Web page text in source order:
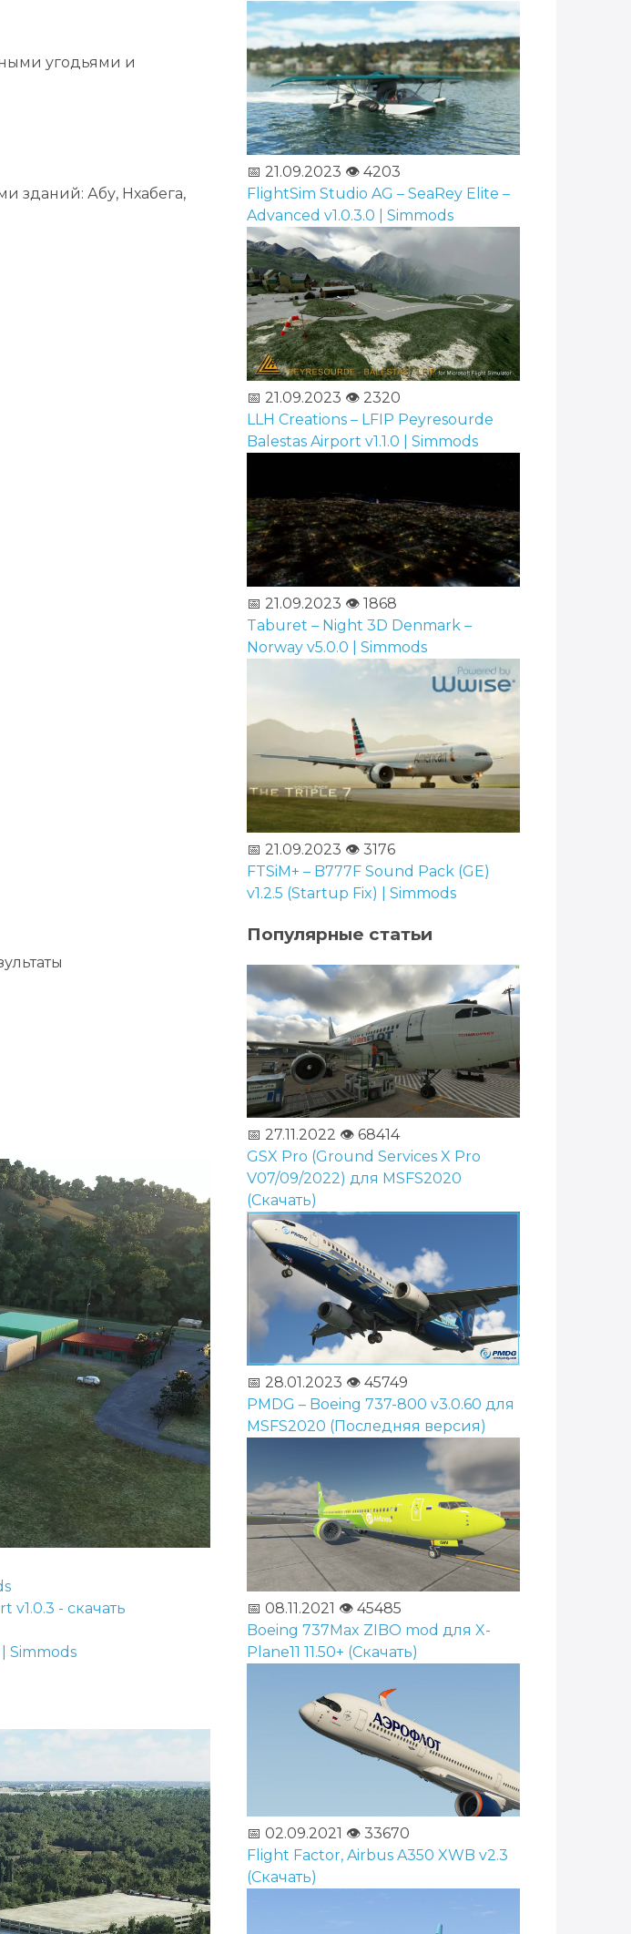
угодьями и
зданий: Абу, Нхабега,
Simmods
📅 21.09.2023 👁️ 4203
FlightSim Studio AG – SeaRey Elite –
Advanced v1.0.3.0 | Simmods
📅 21.09.2023 👁️ 2320
LLH Creations – LFIP Peyresourde
Balestas Airport v1.1.0 | Simmods
📅 21.09.2023 👁️ 1868
Taburet – Night 3D Denmark –
Norway v5.0.0 | Simmods
📅 21.09.2023 👁️ 3176
FTSiM+ – B777F Sound Pack (GE)
v1.2.5 (Startup Fix) | Simmods
Популярные статьи
📅 27.11.2022 👁️ 68414
GSX Pro (Ground Services X Pro
V07/09/2022) для MSFS2020
(Скачать)
📅 28.01.2023 👁️ 45749
PMDG – Boeing 737-800 v3.0.60 для
MSFS2020 (Последняя версия)
📅 08.11.2021 👁️ 45485
Boeing 737Max ZIBO mod для X-
Plane11 11.50+ (Скачать)
📅 02.09.2021 👁️ 33670
Flight Factor, Airbus A350 XWB v2.3
(Скачать)